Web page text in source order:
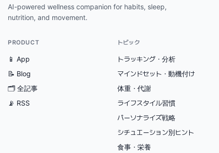
AI-powered wellness companion for habits, sleep,
nutrition, and movement.
PRODUCT
📱 App
📝 Blog
🗂 全記事
📡 RSS
トピック
トラッキング・分析
マインドセット・動機付け
体重・代謝
ライフスタイル習慣
パーソナライズ戦略
シチュエーション別ヒント
食事・栄養